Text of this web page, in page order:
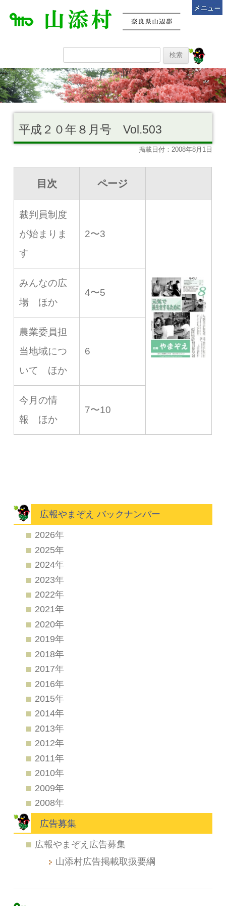
平成２０年８月号 Vol.503
掲載日付：2008年8月1日
目次 ページ
裁判員制度
が始まりま
す
2〜3
みんなの広
場 ほか
4〜5
農業委員担
当地域につ
いて ほか
6
今月の情
報 ほか
7〜10
広報やまぞえ バックナンバー
2026年
2025年
2024年
2023年
2022年
2021年
2020年
2019年
2018年
2017年
2016年
2015年
2014年
2013年
2012年
2011年
2010年
2009年
2008年
広告募集
広報やまぞえ広告募集
山添村広告掲載取扱要綱